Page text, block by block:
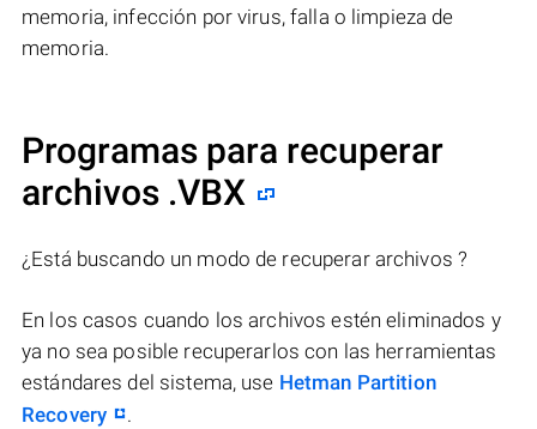
memoria, infección por virus, falla o limpieza de
memoria.
Programas para recuperar
archivos .VBX
¿Está buscando un modo de recuperar archivos ?
En los casos cuando los archivos estén eliminados y
ya no sea posible recuperarlos con las herramientas
estándares del sistema, use Hetman Partition
Recovery
.